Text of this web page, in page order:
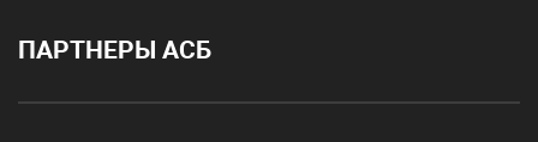
ПАРТНЕРЫ АСБ